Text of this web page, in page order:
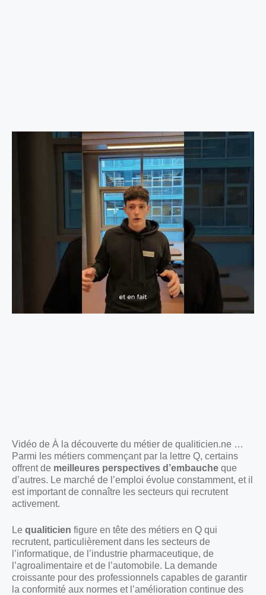
Vidéo de À la découverte du métier de qualiticien.ne …
Parmi les métiers commençant par la lettre Q, certains
offrent de meilleures perspectives d’embauche que
d’autres. Le marché de l’emploi évolue constamment, et il
est important de connaître les secteurs qui recrutent
activement.
Le qualiticien figure en tête des métiers en Q qui
recrutent, particulièrement dans les secteurs de
l’informatique, de l’industrie pharmaceutique, de
l’agroalimentaire et de l’automobile. La demande
croissante pour des professionnels capables de garantir
la conformité aux normes et l’amélioration continue des